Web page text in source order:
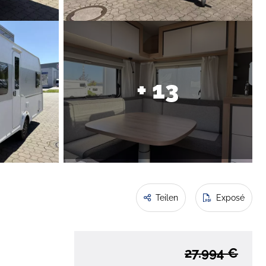
+ 13
Teilen Exposé
27.994 €